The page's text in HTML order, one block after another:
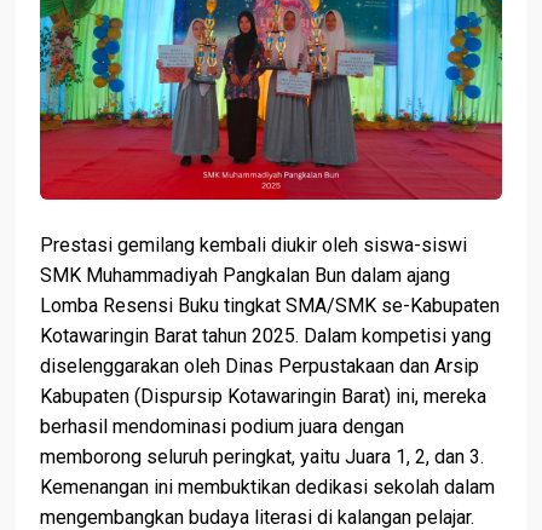
Prestasi gemilang kembali diukir oleh siswa-siswi
SMK Muhammadiyah Pangkalan Bun dalam ajang
Lomba Resensi Buku tingkat SMA/SMK se-Kabupaten
Kotawaringin Barat tahun 2025. Dalam kompetisi yang
diselenggarakan oleh Dinas Perpustakaan dan Arsip
Kabupaten (Dispursip Kotawaringin Barat) ini, mereka
berhasil mendominasi podium juara dengan
memborong seluruh peringkat, yaitu Juara 1, 2, dan 3.
Kemenangan ini membuktikan dedikasi sekolah dalam
mengembangkan budaya literasi di kalangan pelajar.